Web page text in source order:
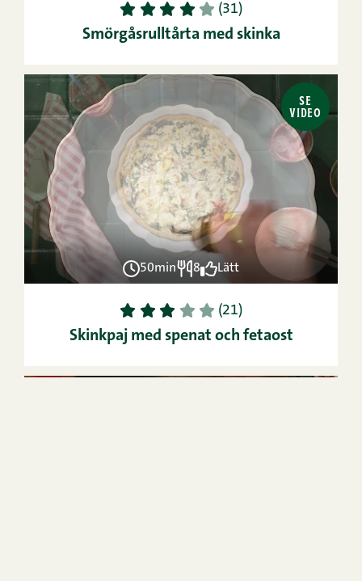
1 2 3 4 5 (31)
Smörgåsrulltårta med skinka
SE
VIDEO
50min 8 Lätt
1 2 3 4 5 (21)
Skinkpaj med spenat och fetaost